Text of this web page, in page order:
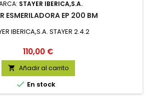
STAYER IBERICA,S.A.
ESMERILADORA EP 200 BM
IBERICA,S.A. STAYER 2.4.2
Precio
110,00 €
 Añadir al carrito
 En stock